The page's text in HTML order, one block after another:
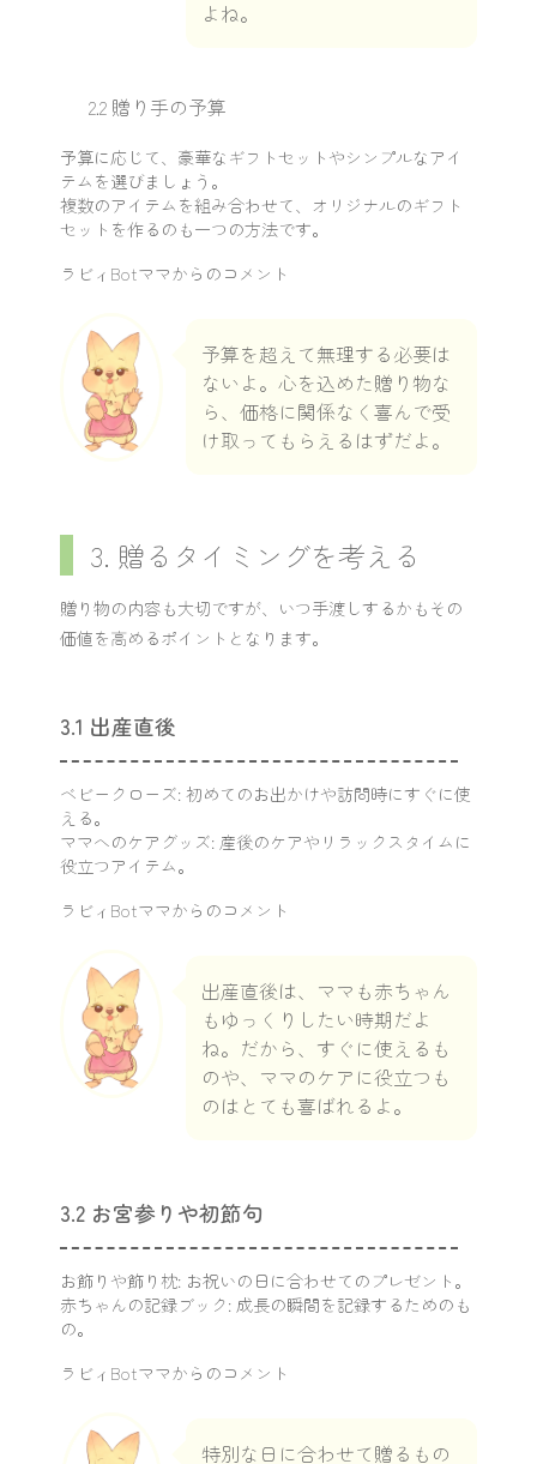
よね。
2.2 贈り手の予算
予算に応じて、豪華なギフトセットやシンプルなアイ
テムを選びましょう。
複数のアイテムを組み合わせて、オリジナルのギフト
セットを作るのも一つの方法です。
ラビィBotママからのコメント
予算を超えて無理する必要は
ないよ。心を込めた贈り物な
ら、価格に関係なく喜んで受
け取ってもらえるはずだよ。
3. 贈るタイミングを考える
贈り物の内容も大切ですが、いつ手渡しするかもその
価値を高めるポイントとなります。
3.1 出産直後
ベビークローズ: 初めてのお出かけや訪問時にすぐに使
える。
ママへのケアグッズ: 産後のケアやリラックスタイムに
役立つアイテム。
ラビィBotママからのコメント
出産直後は、ママも赤ちゃん
もゆっくりしたい時期だよ
ね。だから、すぐに使えるも
のや、ママのケアに役立つも
のはとても喜ばれるよ。
3.2 お宮参りや初節句
お飾りや飾り枕: お祝いの日に合わせてのプレゼント。
赤ちゃんの記録ブック: 成長の瞬間を記録するためのも
の。
ラビィBotママからのコメント
特別な日に合わせて贈るもの